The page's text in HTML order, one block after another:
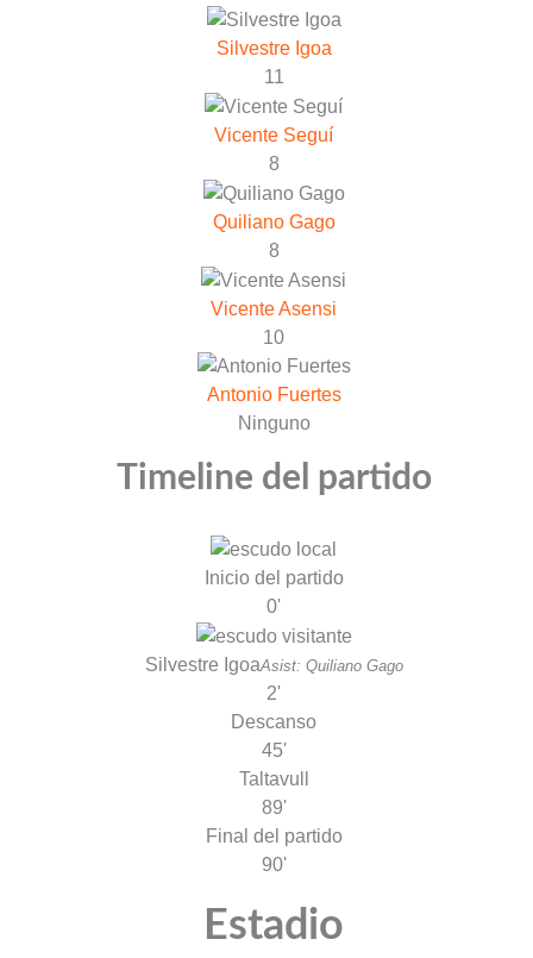
Silvestre Igoa
11
Vicente Seguí
8
Quiliano Gago
8
Vicente Asensi
10
Antonio Fuertes
Ninguno
Timeline del partido
Inicio del partido
0'
Silvestre IgoaAsist: Quiliano Gago
2'
Descanso
45'
Taltavull
89'
Final del partido
90'
Estadio